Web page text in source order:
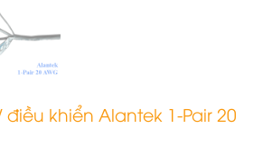
khiển Alantek 1-Pair 20